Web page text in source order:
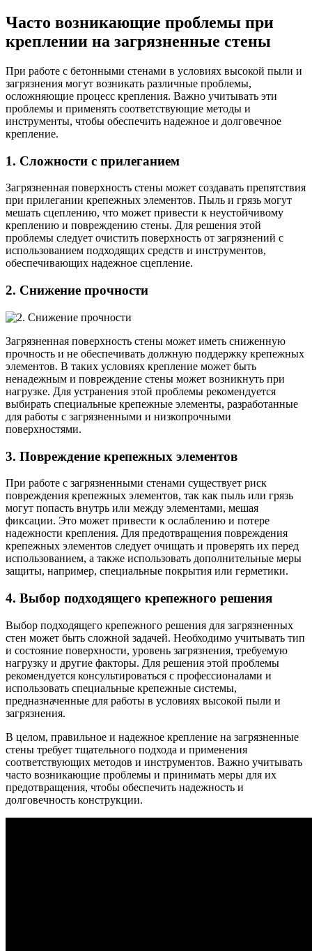
Часто возникающие проблемы при
креплении на загрязненные стены
При работе с бетонными стенами в условиях высокой пыли и
загрязнения могут возникать различные проблемы,
осложняющие процесс крепления. Важно учитывать эти
проблемы и применять соответствующие методы и
инструменты, чтобы обеспечить надежное и долговечное
крепление.
1. Сложности с прилеганием
Загрязненная поверхность стены может создавать препятствия
при прилегании крепежных элементов. Пыль и грязь могут
мешать сцеплению, что может привести к неустойчивому
креплению и повреждению стены. Для решения этой
проблемы следует очистить поверхность от загрязнений с
использованием подходящих средств и инструментов,
обеспечивающих надежное сцепление.
2. Снижение прочности
Загрязненная поверхность стены может иметь сниженную
прочность и не обеспечивать должную поддержку крепежных
элементов. В таких условиях крепление может быть
ненадежным и повреждение стены может возникнуть при
нагрузке. Для устранения этой проблемы рекомендуется
выбирать специальные крепежные элементы, разработанные
для работы с загрязненными и низкопрочными
поверхностями.
3. Повреждение крепежных элементов
При работе с загрязненными стенами существует риск
повреждения крепежных элементов, так как пыль или грязь
могут попасть внутрь или между элементами, мешая
фиксации. Это может привести к ослаблению и потере
надежности крепления. Для предотвращения повреждения
крепежных элементов следует очищать и проверять их перед
использованием, а также использовать дополнительные меры
защиты, например, специальные покрытия или герметики.
4. Выбор подходящего крепежного решения
Выбор подходящего крепежного решения для загрязненных
стен может быть сложной задачей. Необходимо учитывать тип
и состояние поверхности, уровень загрязнения, требуемую
нагрузку и другие факторы. Для решения этой проблемы
рекомендуется консультироваться с профессионалами и
использовать специальные крепежные системы,
предназначенные для работы в условиях высокой пыли и
загрязнения.
В целом, правильное и надежное крепление на загрязненные
стены требует тщательного подхода и применения
соответствующих методов и инструментов. Важно учитывать
часто возникающие проблемы и принимать меры для их
предотвращения, чтобы обеспечить надежность и
долговечность конструкции.